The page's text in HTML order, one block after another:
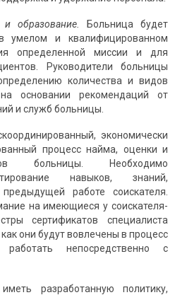
и образование.
Больница будет
умелом и квалифицированном
определенной миссии и для
Руководители больницы
количества и видов
основании рекомендаций от
и служб больницы.
экономически
процесс найма, оценки и
больницы. Необходимо
навыков, знаний,
работе соискателя.
на имеющиеся у соискателя-
сертификатов специалиста
они будут вовлечены в процесс
непосредственно с
разработанную политику,